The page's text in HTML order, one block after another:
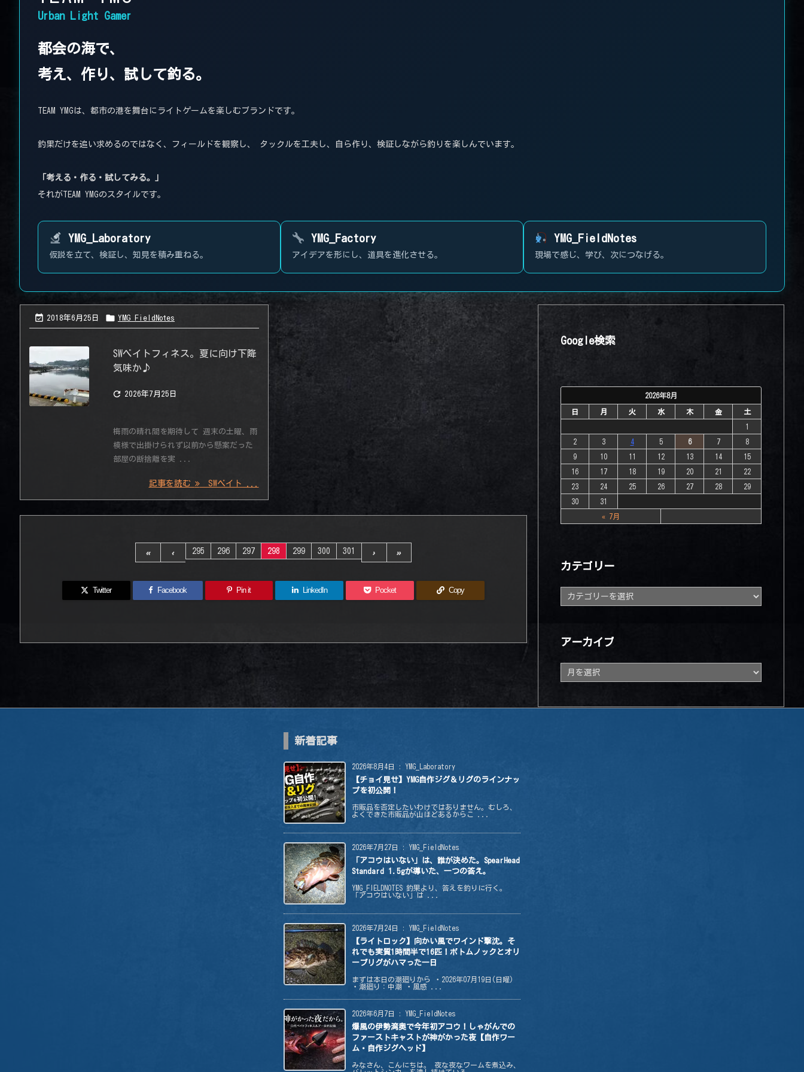
Urban Light Gamer
都会の海で、
考え、作り、試して釣る。
TEAM YMGは、都市の港を舞台にライトゲームを楽しむブランドです。
釣果だけを追い求めるのではなく、フィールドを観察し、 タックルを工夫し、自ら作り、検証しながら釣りを楽しんでいます。
「考える・作る・試してみる。」
それがTEAM YMGのスタイルです。
YMG_Laboratory
仮説を立て、検証し、知見を積み重ねる。
YMG_Factory
アイデアを形にし、道具を進化させる。
YMG_FieldNotes
現場で感じ、学び、次につなげる。
 2018年6月25日  YMG_FieldNotes
SWベイトフィネス。夏に向け下降
気味か♪
 2026年7月25日
梅雨の晴れ間を期待して 週末の土曜、雨
模様で出掛けられず以前から懸案だった
部屋の断捨離を実 ...
記事を読む SWベイト ...
« ‹ 295 296 297 298 299 300 301 › »
Twitter Facebook Pin it LinkedIn Pocket Copy
Google検索
2026年8月
日 月 火 水 木 金 土
1
2 3 4 5 6 7 8
9 10 11 12 13 14 15
16 17 18 19 20 21 22
23 24 25 26 27 28 29
30 31
« 7月
カテゴリー
テ
ゴ
アーカイブ
ー
カ
新着記事
2026年8月4日 : YMG_Laboratory
【チョイ見せ】YMG自作ジグ＆リグのラインナッ
プを初公開！
市販品を否定したいわけではありません。むしろ、
よくできた市販品が山ほどあるからこ ...
2026年7月27日 : YMG_FieldNotes
「アコウはいない」は、誰が決めた。SpearHead
Standard 1.5gが導いた、一つの答え。
YMG_FIELDNOTES 釣果より、答えを釣りに行く。
「アコウはいない」は ...
2026年7月24日 : YMG_FieldNotes
【ライトロック】向かい風でワインド撃沈。そ
れでも実質1時間半で16匹！ボトムノックとオリ
ーブリグがハマった一日
まずは本日の潮廻りから ・2026年07月19日(日曜)
・潮廻り：中潮 ・風感 ...
2026年6月7日 : YMG_FieldNotes
爆風の伊勢湾奥で今年初アコウ！しゃがんでの
ファーストキャストが神がかった夜【自作ワー
ム・自作ジグヘッド】
みなさん、こんにちは。 夜な夜なワームを煮込み、